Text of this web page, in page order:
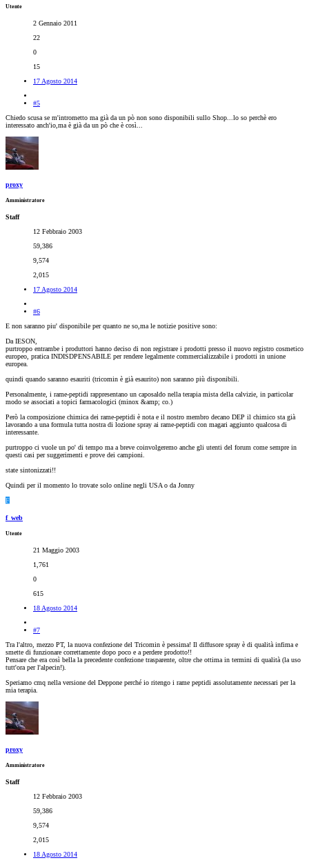
Utente
2 Gennaio 2011
22
0
15
17 Agosto 2014
#5
Chiedo scusa se m'intrometto ma già da un pò non sono disponibili sullo Shop...lo so perchè ero
interessato anch'io,ma è già da un pò che è così...
proxy
Amministratore
Staff
12 Febbraio 2003
59,386
9,574
2,015
17 Agosto 2014
#6
E non saranno piu' disponibile per quanto ne so,ma le notizie positive sono:
Da IESON,
purtroppo entrambe i produttori hanno deciso di non registrare i prodotti presso il nuovo registro cosmetico
europeo, pratica INDISDPENSABILE per rendere legalmente commercializzabile i prodotti in unione
europea.
quindi quando saranno esauriti (tricomin è già esaurito) non saranno più disponibili.
Personalmente, i rame-peptidi rappresentano un caposaldo nella terapia mista della calvizie, in particolar
modo se associati a topici farmacologici (minox &amp; co.)
Però la composizione chimica dei rame-peptidi è nota e il nostro membro decano DEP il chimico sta già
lavorando a una formula tutta nostra di lozione spray ai rame-peptidi con magari aggiunto qualcosa di
interessante.
purtroppo ci vuole un po' di tempo ma a breve coinvolgeremo anche gli utenti del forum come sempre in
questi casi per suggerimenti e prove dei campioni.
state sintonizzati!!
Quindi per il momento lo trovate solo online negli USA o da Jonny
F
f_web
Utente
21 Maggio 2003
1,761
0
615
18 Agosto 2014
#7
Tra l'altro, mezzo PT, la nuova confezione del Tricomin è pessima! Il diffusore spray è di qualità infima e
smette di funzionare correttamente dopo poco e a perdere prodotto!!
Pensare che era così bella la precedente confezione trasparente, oltre che ottima in termini di qualità (la uso
tutt'ora per l'alpecin!).
Speriamo cmq nella versione del Deppone perché io ritengo i rame peptidi assolutamente necessari per la
mia terapia.
proxy
Amministratore
Staff
12 Febbraio 2003
59,386
9,574
2,015
18 Agosto 2014